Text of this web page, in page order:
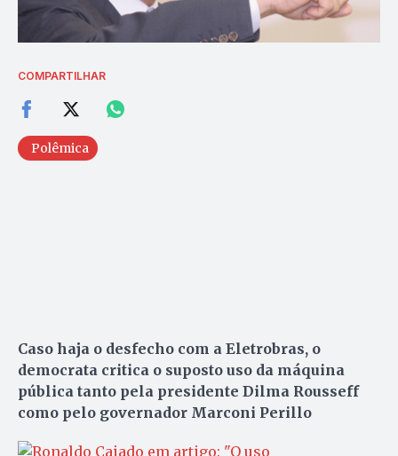
COMPARTILHAR
Polêmica
Caso haja o desfecho com a Eletrobras, o
democrata critica o suposto uso da máquina
pública tanto pela presidente Dilma Rousseff
como pelo governador Marconi Perillo